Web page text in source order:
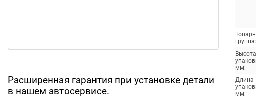
Расширенная гарантия при установке детали
в нашем автосервисе.
группа:
Высота
мм:
Длина
мм: